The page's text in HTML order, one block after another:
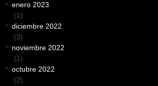
enero 2023
(1)
diciembre 2022
(3)
noviembre 2022
(1)
octubre 2022
(2)